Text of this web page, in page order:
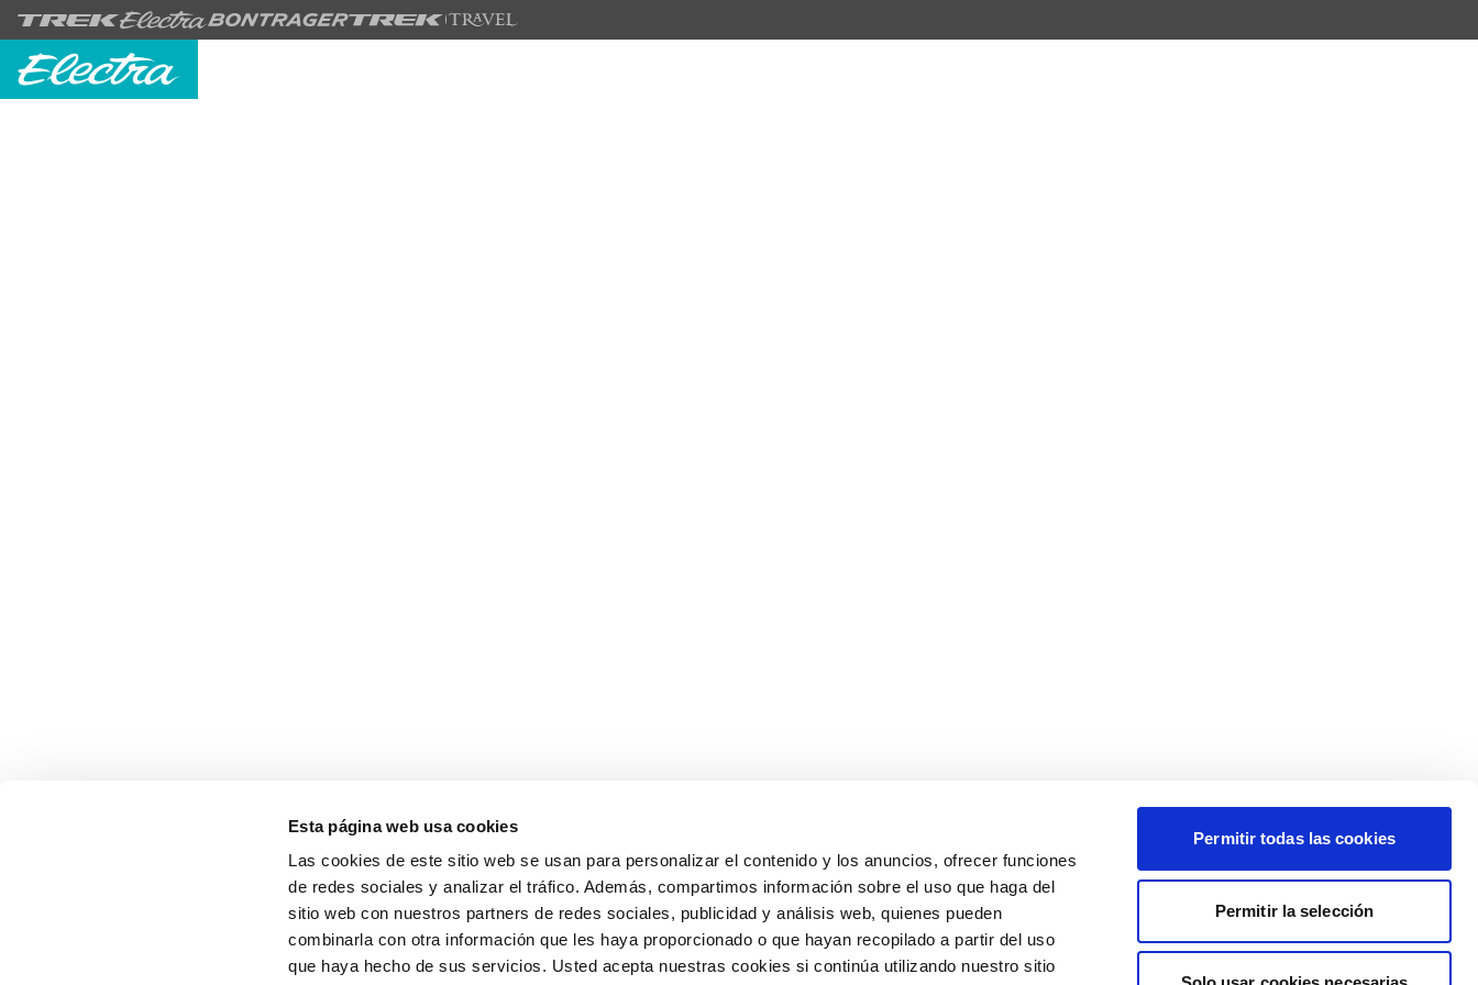
Esta página web usa cookies
Las cookies de este sitio web se usan para personalizar el contenido y los anuncios, ofrecer funciones
de redes sociales y analizar el tráfico. Además, compartimos información sobre el uso que haga del
sitio web con nuestros partners de redes sociales, publicidad y análisis web, quienes pueden
combinarla con otra información que les haya proporcionado o que hayan recopilado a partir del uso
que haya hecho de sus servicios. Usted acepta nuestras cookies si continúa utilizando nuestro sitio
Permitir todas las cookies
Permitir la selección